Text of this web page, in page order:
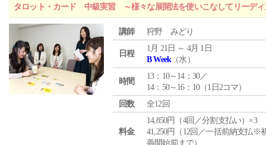
タロット・カード 中級実習 ～様々な展開法を使いこなしてリーディ
講師 狩野 みどり
日程
1月 21日 ～ 4月 1日
B Week（水）
時間
13：10～14：30／
14：50～16：10（1日2コマ）
回数
全12回
料金
14,850円（4回／分割支払い）×3
41,250円（12回／一括前納支払※
義開始前まで）